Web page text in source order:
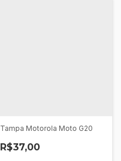
Tampa Motorola Moto G20
R$37,00